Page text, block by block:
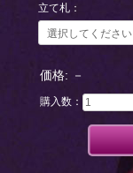
立て札：
価格: －
購入数：